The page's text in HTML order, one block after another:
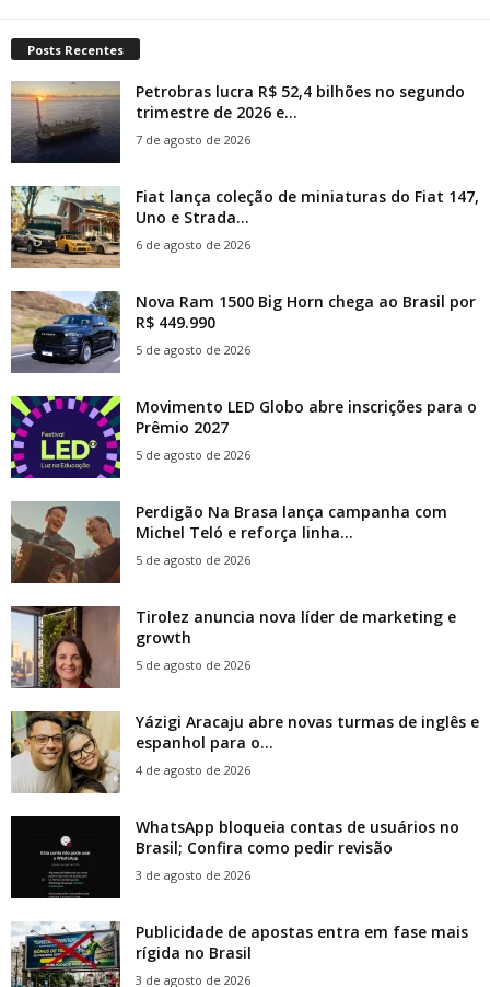
Posts Recentes
Petrobras lucra R$ 52,4 bilhões no segundo
trimestre de 2026 e...
7 de agosto de 2026
Fiat lança coleção de miniaturas do Fiat 147,
Uno e Strada...
6 de agosto de 2026
Nova Ram 1500 Big Horn chega ao Brasil por
R$ 449.990
5 de agosto de 2026
Movimento LED Globo abre inscrições para o
Prêmio 2027
5 de agosto de 2026
Perdigão Na Brasa lança campanha com
Michel Teló e reforça linha...
5 de agosto de 2026
Tirolez anuncia nova líder de marketing e
growth
5 de agosto de 2026
Yázigi Aracaju abre novas turmas de inglês e
espanhol para o...
4 de agosto de 2026
WhatsApp bloqueia contas de usuários no
Brasil; Confira como pedir revisão
3 de agosto de 2026
Publicidade de apostas entra em fase mais
rígida no Brasil
3 de agosto de 2026